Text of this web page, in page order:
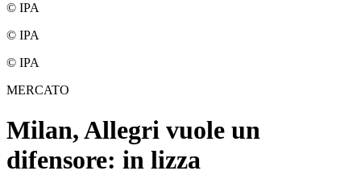
© IPA
© IPA
© IPA
MERCATO
Milan, Allegri vuole un
difensore: in lizza